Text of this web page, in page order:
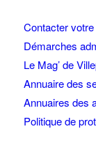
Contacter
Démarches
Le Mag’ de
Annuaire des
Annuaires des
Politique de